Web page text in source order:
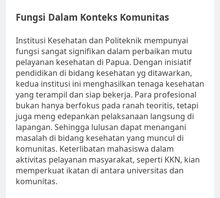
Fungsi Dalam Konteks Komunitas
Institusi Kesehatan dan Politeknik mempunyai
fungsi sangat signifikan dalam perbaikan mutu
pelayanan kesehatan di Papua. Dengan inisiatif
pendidikan di bidang kesehatan yg ditawarkan,
kedua institusi ini menghasilkan tenaga kesehatan
yang terampil dan siap bekerja. Para profesional
bukan hanya berfokus pada ranah teoritis, tetapi
juga meng edepankan pelaksanaan langsung di
lapangan. Sehingga lulusan dapat menangani
masalah di bidang kesehatan yang muncul di
komunitas. Keterlibatan mahasiswa dalam
aktivitas pelayanan masyarakat, seperti KKN, kian
memperkuat ikatan di antara universitas dan
komunitas.